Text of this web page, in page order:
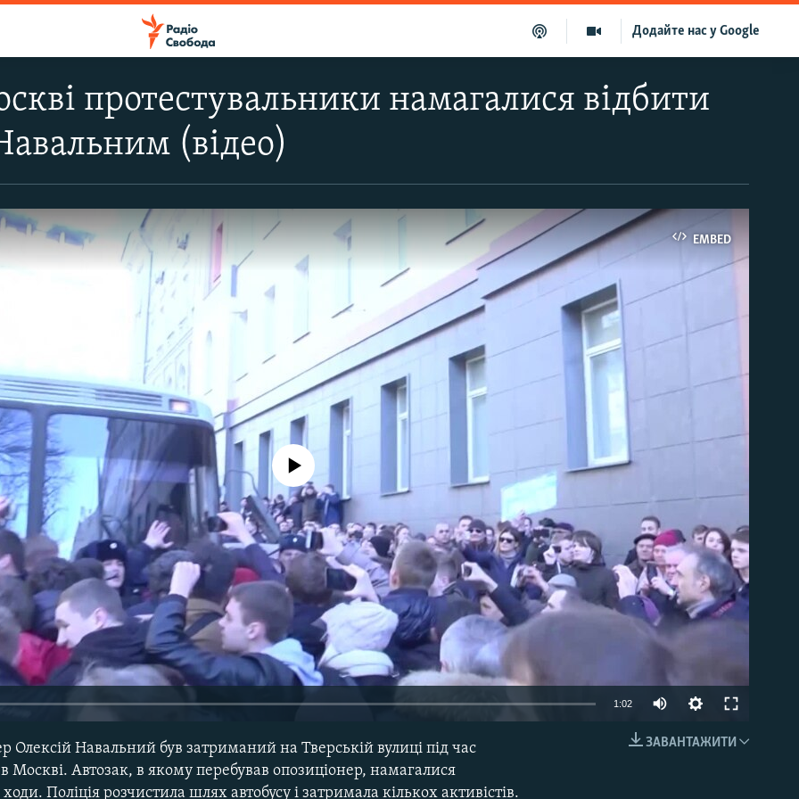
Додайте нас у Google
протестувальники намагалися відбити
(відео)
EMBED
No media source currently available
1:02
ЗАВАНТАЖИТИ
Олексій Навальний був затриманий на Тверській вулиці під час
в Москві. Автозак, в якому перебував опозиціонер, намагалися
Поліція розчистила шлях автобусу і затримала кількох активістів.